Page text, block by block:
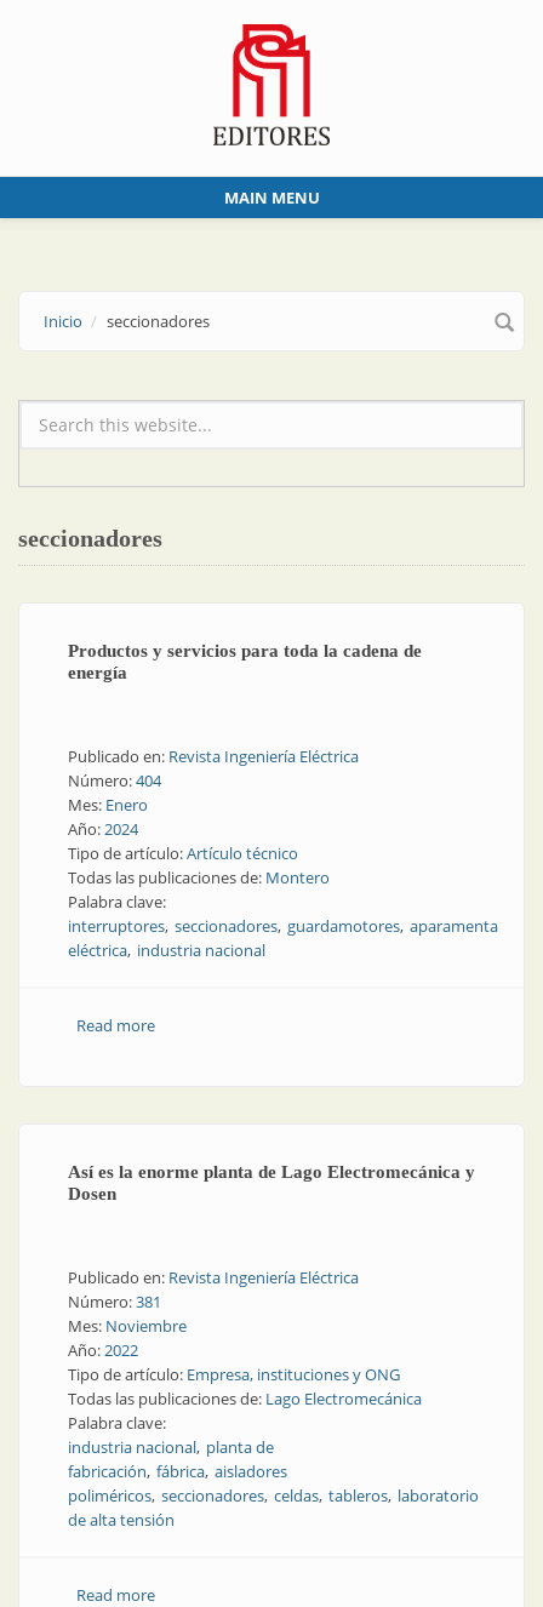
MAIN MENU
Inicio seccionadores
Formulario de búsqueda
seccionadores
Productos y servicios para toda la cadena de
energía
Publicado en: Revista Ingeniería Eléctrica
Número:404
Mes: Enero
Año:2024
Tipo de artículo:Artículo técnico
Todas las publicaciones de: Montero
Palabra clave:
interruptores seccionadores guardamotores aparamenta
eléctrica industria nacional
Read moreabout Productos y servicios para toda la cadena de
Así es la enorme planta de Lago Electromecánica y
Dosen
Publicado en: Revista Ingeniería Eléctrica
Número:381
Mes: Noviembre
Año:2022
Tipo de artículo: Empresa, instituciones y ONG
Todas las publicaciones de: Lago Electromecánica
Palabra clave:
industria nacional planta de
fabricación fábrica aisladores
poliméricos seccionadores celdas tableros laboratorio
de alta tensión
Read moreabout Así es la enorme planta de Lago